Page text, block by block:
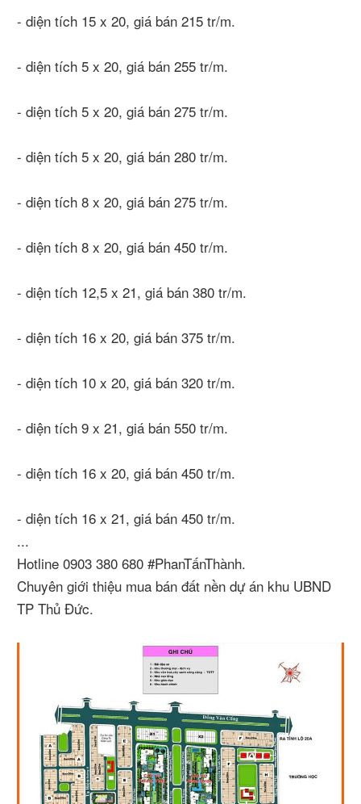
- diện tích 15 x 20, giá bán 215 tr/m.
- diện tích 5 x 20, giá bán 255 tr/m.
- diện tích 5 x 20, giá bán 275 tr/m.
- diện tích 5 x 20, giá bán 280 tr/m.
- diện tích 8 x 20, giá bán 275 tr/m.
- diện tích 8 x 20, giá bán 450 tr/m.
- diện tích 12,5 x 21, giá bán 380 tr/m.
- diện tích 16 x 20, giá bán 375 tr/m.
- diện tích 10 x 20, giá bán 320 tr/m.
- diện tích 9 x 21, giá bán 550 tr/m.
- diện tích 16 x 20, giá bán 450 tr/m.
- diện tích 16 x 21, giá bán 450 tr/m.
...
Hotline 0903 380 680 #PhanTấnThành.
Chuyên giới thiệu mua bán đất nền dự án khu UBND
TP Thủ Đức.